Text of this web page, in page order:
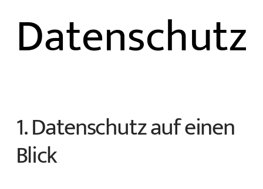
Datenschutz
1. Datenschutz auf einen
Blick